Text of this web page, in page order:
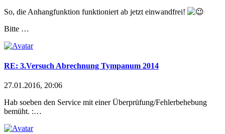
So, die Anhangfunktion funktioniert ab jetzt einwandfrei!
Bitte …
RE: 3.Versuch Abrechnung Tympanum 2014
27.01.2016, 20:06
Hab soeben den Service mit einer Überprüfung/Fehlerbehebung
bemüht. :…